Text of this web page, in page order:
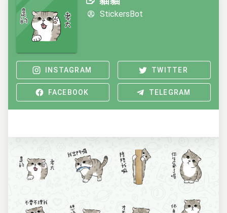
StickersBot
INSTAGRAM TWITTER
FACEBOOK TELEGRAM